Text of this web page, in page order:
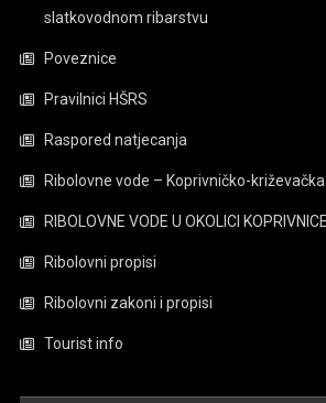
slatkovodnom ribarstvu
Poveznice
Pravilnici HŠRS
Raspored natjecanja
Ribolovne vode – Koprivničko-
RIBOLOVNE VODE U OKOLICI KOPRIVNICE
Ribolovni propisi
Ribolovni zakoni i propisi
Tourist info